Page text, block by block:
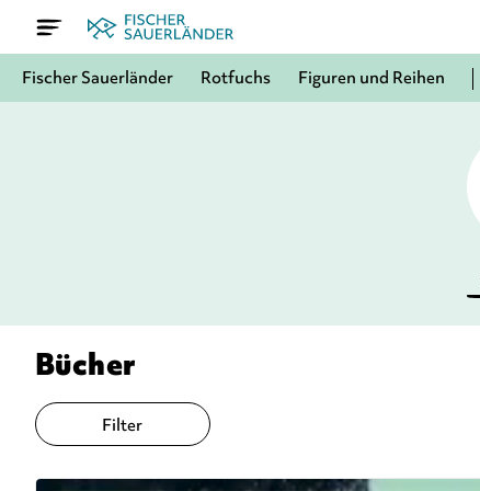
Fischer Sauerländer Rotfuchs Figuren und Reihen
Bücher
Filter